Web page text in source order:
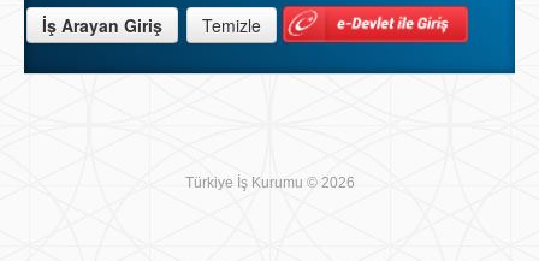
Türkiye İş Kurumu © 2026